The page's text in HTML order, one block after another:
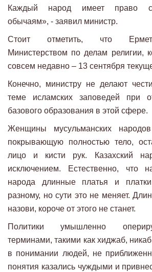
Каждый народ имеет право
обычаям», - заявил министр.
Стоит отметить, что
Министерством по делам религии,
совсем недавно – 13 сентября
Конечно, министру не делают
теме исламских заповедей при
базового образования в этой сфере.
Женщины мусульманских
покрывающую полностью тело,
лицо и кисти рук. Казахский
исключением. Естественно, что
народа длинные платья и
разному, но сути это не меняет.
назови, короче от этого не станет.
Политики умышленно
терминами, такими как хиджаб,
в понимании людей, не
понятия казались чуждыми и